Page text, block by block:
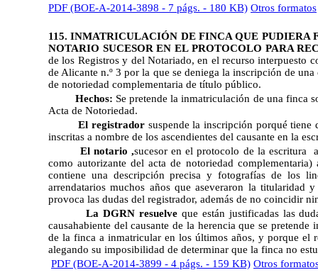
PDF (BOE-A-2014-3898 - 7 págs. - 180 KB) Otros formatos
115. INMATRICULACIÓN DE FINCA QUE
NOTARIO SUCESOR EN EL PROTOCOLO PARA
de los Registros y del Notariado, en el recurso interpuesto
de Alicante n.º 3 por la que se deniega la inscripción de
de notoriedad complementaria de título público.
Hechos: Se pretende la inmatriculación de una finca
Acta de Notoriedad.
El registradorsuspende la inscripción porqué tiene
inscritas a nombre de los ascendientes del causante en la
El notario ,sucesor en el protocolo de la escritura
como autorizante del acta de notoriedad
contiene una descripción precisa y fotografías de los
arrendatarios muchos años que aseveraron la
provoca las dudas del registrador, además de no coincidir
La DGRN resuelveque están justificadas las
causahabiente del causante de la herencia que se
de la finca a inmatricular en los últimos años, y porque el
alegando su imposibilidad de determinar que la finca no
PDF (BOE-A-2014-3899 - 4 págs. - 159 KB) Otros